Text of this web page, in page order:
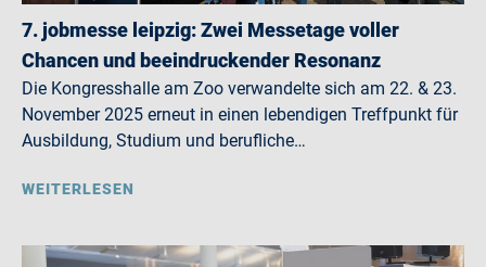
7. jobmesse leipzig: Zwei Messetage voller
Chancen und beeindruckender Resonanz
Die Kongresshalle am Zoo verwandelte sich am 22. & 23.
November 2025 erneut in einen lebendigen Treffpunkt für
Ausbildung, Studium und berufliche…
WEITERLESEN